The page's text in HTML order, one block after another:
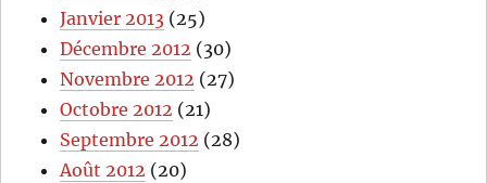
Janvier 2013 (25)
Décembre 2012 (30)
Novembre 2012 (27)
Octobre 2012 (21)
Septembre 2012 (28)
Août 2012 (20)